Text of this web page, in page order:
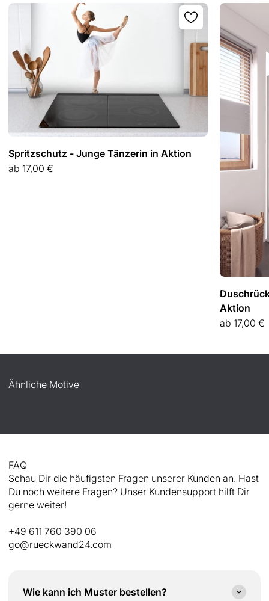
Spritzschutz - Junge Tänzerin in Aktion
Angebot
ab 17,00 €
Aktion
Angebot
ab 17,00 €
Ähnliche Motive
FAQ
Schau Dir die häufigsten Fragen unserer Kunden an. Hast
Du noch weitere Fragen? Unser Kundensupport hilft Dir
gerne weiter!
+49 611 760 390 06
go@rueckwand24.com
Wie kann ich Muster bestellen?